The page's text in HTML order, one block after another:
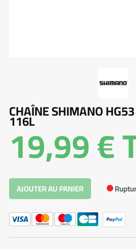
CHAÎNE SHIMANO
116L
19,99 €
AJOUTER AU PANIER